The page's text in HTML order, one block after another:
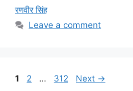
रणवीर सिंह
Leave a comment
Page
1 Page
2 … Page
312 Next →